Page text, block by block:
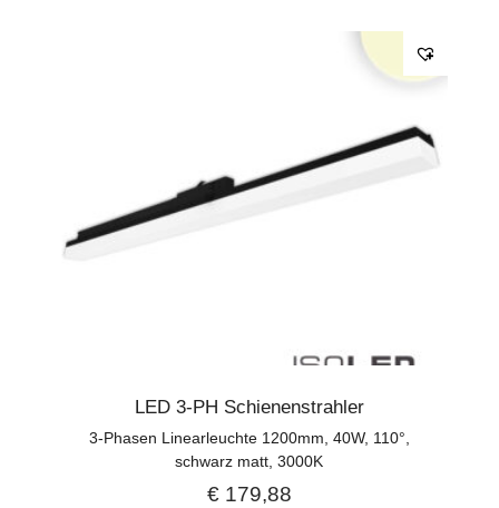
LED 3-PH Schienenstrahler
3-Phasen Linearleuchte 1200mm, 40W, 110°,
schwarz matt, 3000K
€179,88